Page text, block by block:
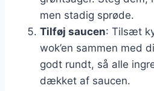
men stadig sprøde.
Tilføj saucen: Tilsæt
wok’en sammen med
godt rundt, så alle
dækket af saucen.